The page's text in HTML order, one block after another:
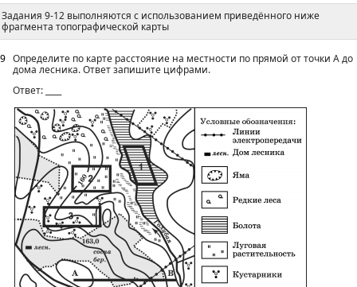
Задания 9-12 выполняются с использованием приведённого ниже
фрагмента топографической карты
9 Определите по карте расстояние на местности по прямой от точки А до
дома лесника. Ответ запишите цифрами.
Ответ: ____